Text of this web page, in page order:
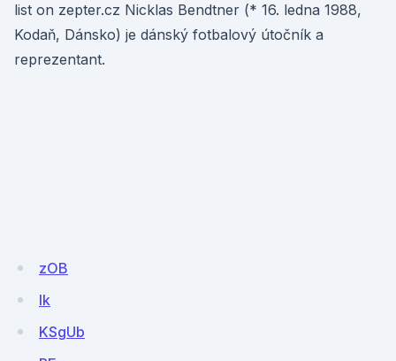
list on zepter.cz Nicklas Bendtner (* 16. ledna 1988,
Kodaň, Dánsko) je dánský fotbalový útočník a
reprezentant.
zOB
lk
KSgUb